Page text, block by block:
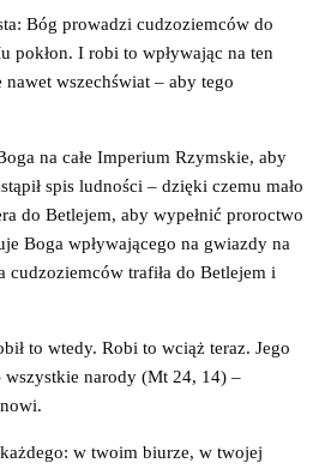
Bóg prowadzi cudzoziemców do
pokłon. I robi to wpływając na ten
wszechświat – aby tego
na całe Imperium Rzymskie, aby
spis ludności – dzięki czemu mało
do Betlejem, aby wypełnić proroctwo
Boga wpływającego na gwiazdy na
cudzoziemców trafiła do Betlejem i
to wtedy. Robi to wciąż teraz. Jego
wszystkie narody (Mt 24, 14) –
w twoim biurze, w twojej